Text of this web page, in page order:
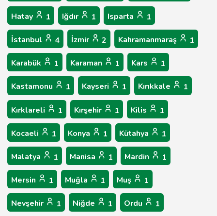
Hatay 1 Iğdır 1 Isparta 1
İstanbul 4 İzmir 2 Kahramanmaraş 1
Karabük 1 Karaman 1 Kars 1
Kastamonu 1 Kayseri 1 Kırıkkale 1
Kırklareli 1 Kırşehir 1 Kilis 1
Kocaeli 1 Konya 1 Kütahya 1
Malatya 1 Manisa 1 Mardin 1
Mersin 1 Muğla 1 Muş 1
Nevşehir 1 Niğde 1 Ordu 1